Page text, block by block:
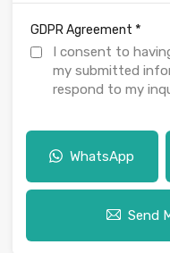
GDPR Agreement *
I consent to
my submitted
respond to my
WhatsApp
Send